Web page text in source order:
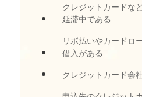
クレジットカードな
延滞中である
リボ払いやカードロ
借入がある
クレジットカード会